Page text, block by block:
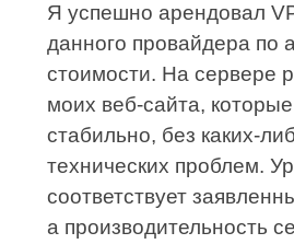
Я успешно арендовал
данного провайдера по
стоимости. На сервере
моих веб‑сайта,
стабильно, без
технических проблем.
соответствует
а производительность